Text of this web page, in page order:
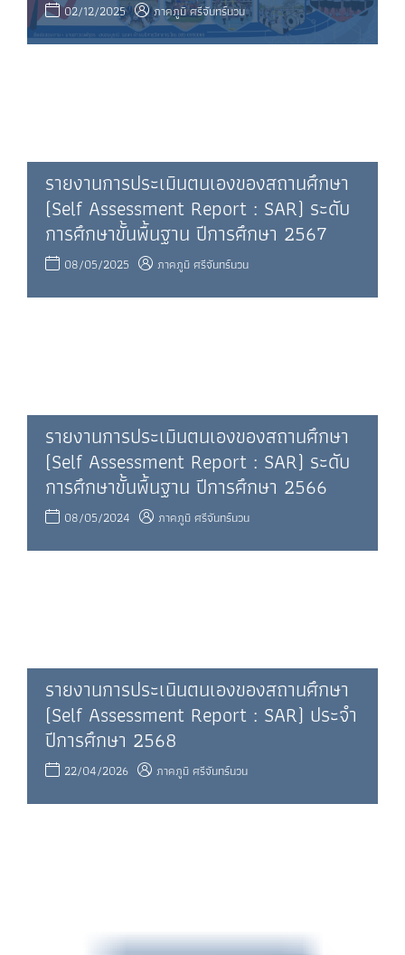
02/12/2025 ภาคภูมิ ศรีจันทร์นวน
รายงานการประเมินตนเองของสถานศึกษา
(Self Assessment Report : SAR) ระดับ
การศึกษาขั้นพื้นฐาน ปีการศึกษา 2567
08/05/2025 ภาคภูมิ ศรีจันทร์นวน
รายงานการประเมินตนเองของสถานศึกษา
(Self Assessment Report : SAR) ระดับ
การศึกษาขั้นพื้นฐาน ปีการศึกษา 2566
08/05/2024 ภาคภูมิ ศรีจันทร์นวน
รายงานการประเนินตนเองของสถานศึกษา
(Self Assessment Report : SAR) ประจำ
ปีการศึกษา 2568
22/04/2026 ภาคภูมิ ศรีจันทร์นวน